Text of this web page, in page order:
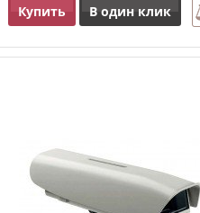
Купить В один клик